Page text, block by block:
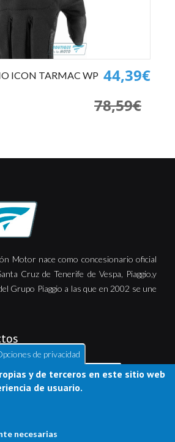
ICON TARMAC WP 44,39€
78,59€
Motor nace como concesionario oficial
Cruz de Tenerife de Vespa, Piaggio,y
Grupo Piaggio a las que en 2002 se une
de privacidad
y de terceros en este sitio web
de usuario.
necesarias